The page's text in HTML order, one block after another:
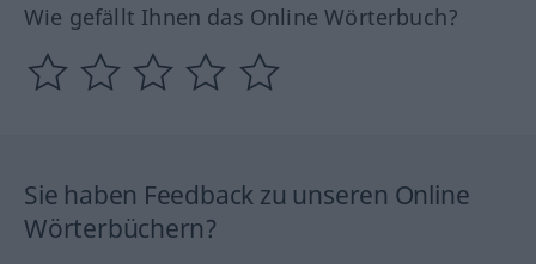
Wie gefällt Ihnen das Online Wörterbuch?
Sie haben Feedback zu unseren Online
Wörterbüchern?